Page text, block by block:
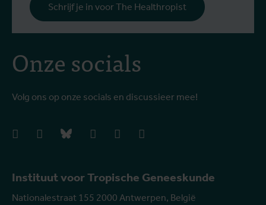
Instituut voor Tropische Geneeskunde
Nationalestraat 155 2000 Antwerpen, België
Onze socials
Volg ons op onze socials en discussieer mee!
facebookinstagrambluesky linkedIn youtube
Schrijf je in voor The Healthropist